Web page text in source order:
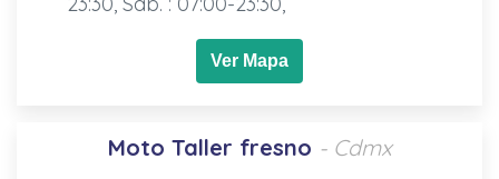
Ver Mapa
Moto Taller fresno - Cdmx